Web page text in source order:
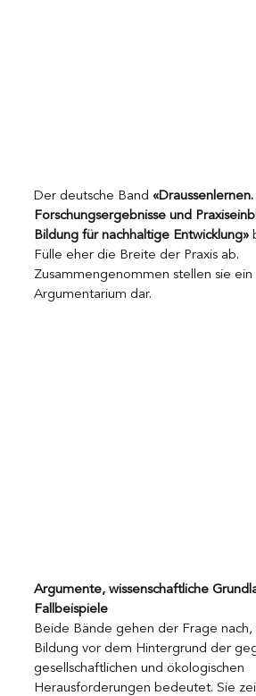
Der deutsche Band
Forschungsergebnisse und
Bildung für nachhaltige Entwicklung»
Fülle eher die Breite der Praxis ab.
Zusammengenommen stellen sie
Argumentarium dar.
Argumente, wissenschaftliche
Fallbeispiele
Beide Bände gehen der Frage
Bildung vor dem Hintergrund der
gesellschaftlichen und ökologischen
Herausforderungen bedeutet. Sie